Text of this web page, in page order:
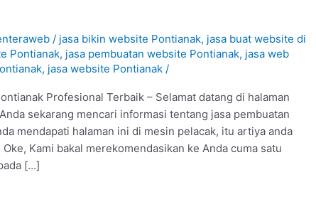
/ jasa bikin website Pontianak, jasa buat website di
Pontianak, jasa pembuatan website Pontianak, jasa web
, jasa website Pontianak /
Profesional Terbaik – Selamat datang di halaman
sekarang mencari informasi tentang jasa pembuatan
mendapati halaman ini di mesin pelacak, itu artiya anda
Kami bakal merekomendasikan ke Anda cuma satu
[…]